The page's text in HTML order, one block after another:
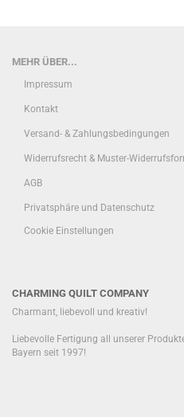
MEHR ÜBER...
Impressum
Kontakt
Versand- & Zahlungsbedingungen
Widerrufsrecht & Muster-
AGB
Privatsphäre und Datenschutz
Cookie Einstellungen
CHARMING QUILT COMPANY
Charmant, liebevoll und kreativ!
Liebevolle Fertigung all unserer
Bayern seit 1997!